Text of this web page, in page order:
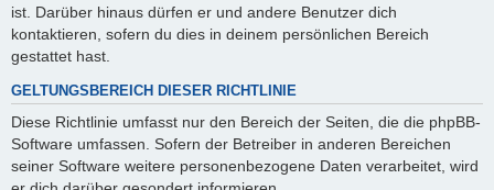
ist. Darüber hinaus dürfen er und andere Benutzer dich
kontaktieren, sofern du dies in deinem persönlichen Bereich
gestattet hast.
GELTUNGSBEREICH DIESER RICHTLINIE
Diese Richtlinie umfasst nur den Bereich der Seiten, die die phpBB-
Software umfassen. Sofern der Betreiber in anderen Bereichen
seiner Software weitere personenbezogene Daten verarbeitet, wird